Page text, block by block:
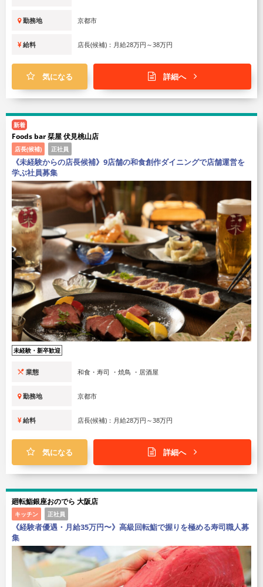
勤務地 京都市
給料 店長(候補)：月給28万円～38万円
気になる 詳細へ
新着
Foods bar 栞屋 伏見桃山店
店長(候補) 正社員
《未経験からの店長候補》9店舗の和食創作ダイニングで店舗運営を
学ぶ社員募集
未経験・新卒歓迎
業態 和食・寿司 ・焼鳥 ・居酒屋
勤務地 京都市
給料 店長(候補)：月給28万円～38万円
気になる 詳細へ
廻転鮨銀座おのでら 大阪店
キッチン 正社員
《経験者優遇・月給35万円〜》高級回転鮨で握りを極める寿司職人募
集